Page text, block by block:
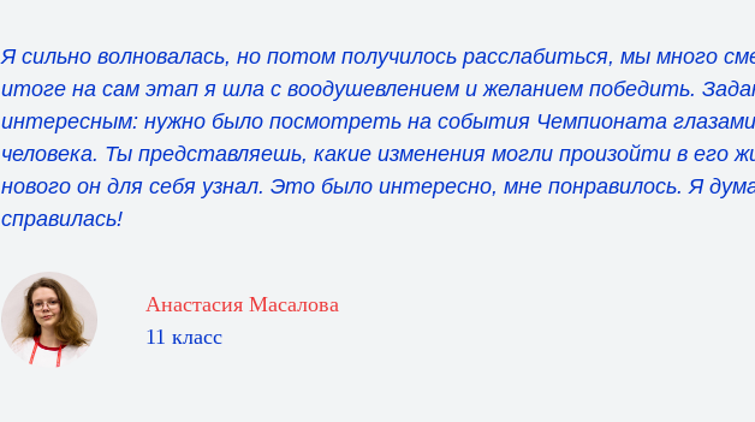
Я сильно волновалась, но потом получилось расслабиться, мы много
итоге на сам этап я шла с воодушевлением и желанием победить.
интересным: нужно было посмотреть на события Чемпионата глазами
человека. Ты представляешь, какие изменения могли произойти в его
нового он для себя узнал. Это было интересно, мне понравилось. Я
справилась!
Анастасия Масалова
11 класс